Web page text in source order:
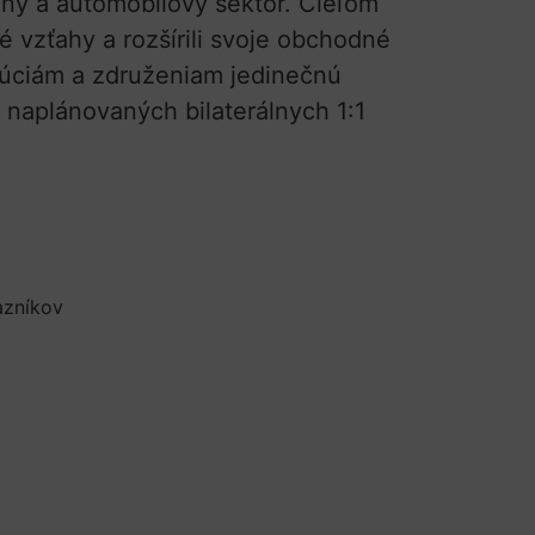
vzťahy a rozšírili svoje obchodné
a združeniam jedinečnú
bilaterálnych 1:1